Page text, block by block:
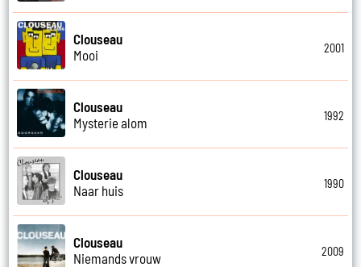
Clouseau
Mooi
2001
Clouseau
Mysterie alom
1992
Clouseau
Naar huis
1990
Clouseau
Niemands vrouw
2009